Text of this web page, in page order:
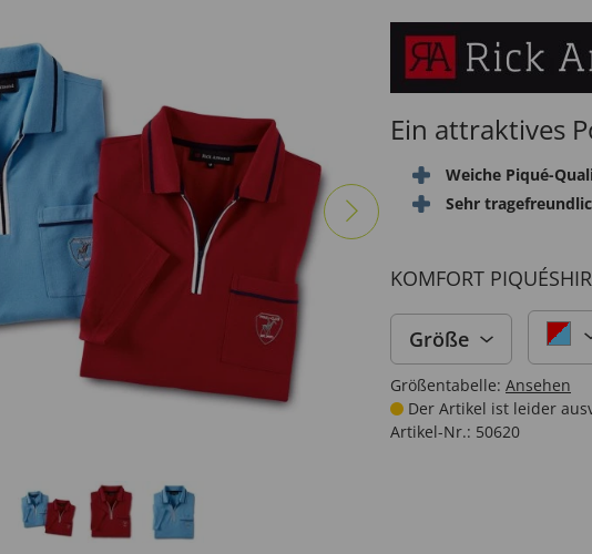
Ein attraktives
Weiche Piqué-
Sehr
KOMFORT
Größe
Größentabelle: Ansehen
Der Artikel ist leider
Artikel-Nr.: 50620